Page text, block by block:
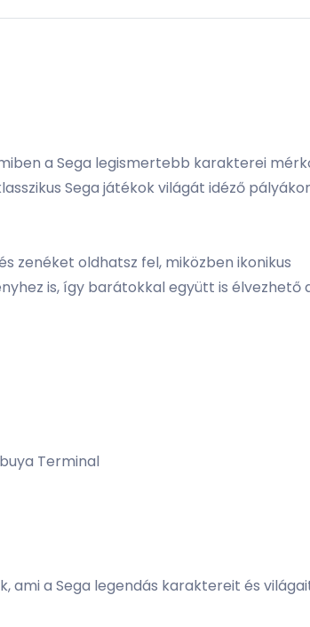
a Sega legismertebb karakterei
Sega játékok világát idéző
zenéket oldhatsz fel, miközben ikonikus
is, így barátokkal együtt is élvezhető
Terminal
ami a Sega legendás karaktereit és